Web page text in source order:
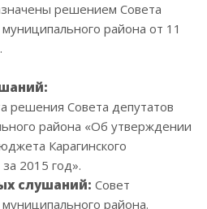
решением Совета
района от 11
решения Совета депутатов
района «Об утверждении
Карагинского
2015 год».
слушаний: Совет
муниципального района.